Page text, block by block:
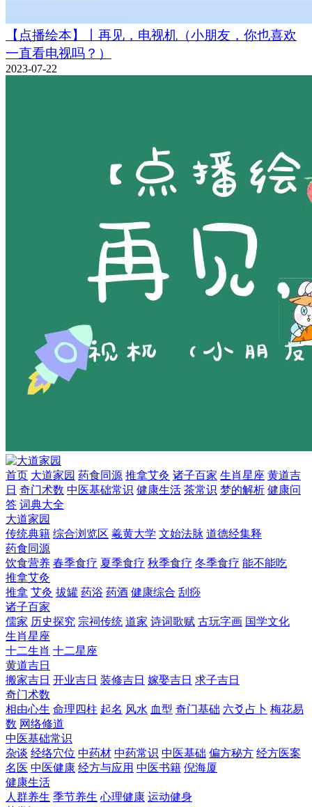
【点播绘本】丨再见，电视机（小朋友，你也喜欢
一直看电视吗？）
2023-07-22
首页 大道家园 药食同源 推拿艾灸 诸子百家 生肖星座 黄道吉
日 奇门术数 中医基础常识 健康生活 茶常识 梦的解析 健康问
答 词典大全
大道家园
传统典籍 综合浏览区 羲黄大学 文始法脉 道德经集释
药食同源
饮食营养 春季食疗 夏季食疗 秋季食疗 冬季食疗 能不能吃
推拿艾灸
推拿 艾灸 拔罐 药浴 药酒 健康综合 刮痧
诸子百家
儒家 历史探究 宗祠传统 道家 诗词歌赋 古玩字画 国学文化
生肖星座
十二生肖 十二星座
黄道吉日
搬家吉日 开业吉日 装修吉日 嫁娶吉日 求子吉日
奇门术数
相由心生 命理四柱 起名 风水 血型 奇门基础 六爻占卜 梅花易
数 网络修道
中医基础常识
杂谈 经络穴位 中药材 中药常识 中医基础 偏方秘方 经方医案
名医 中医健康 经方与应用 中医书籍 倪海厦
健康生活
人群养生 季节养生 心理健康 运动健身